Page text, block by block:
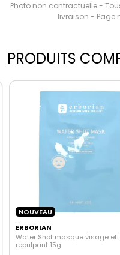
Photo non contractuelle -
livraison - Page
PRODUITS
NOUVEAU
ERBORIAN
Water Shot masque visage
repulpant 15g